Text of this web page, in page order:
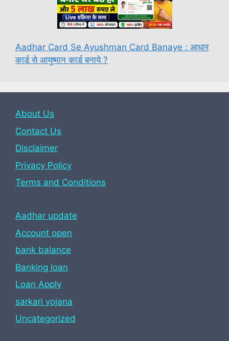
Aadhar Card Se Ayushman Card Banaye : आधार
कार्ड से आयुष्मान कार्ड बनाये ?
About Us
Contact Us
Disclaimer
Privacy Policy
Terms and Conditions
Aadhar update
Account open
bank balance
Banking loan
Loan Apply
sarkari yojana
Uncategorized